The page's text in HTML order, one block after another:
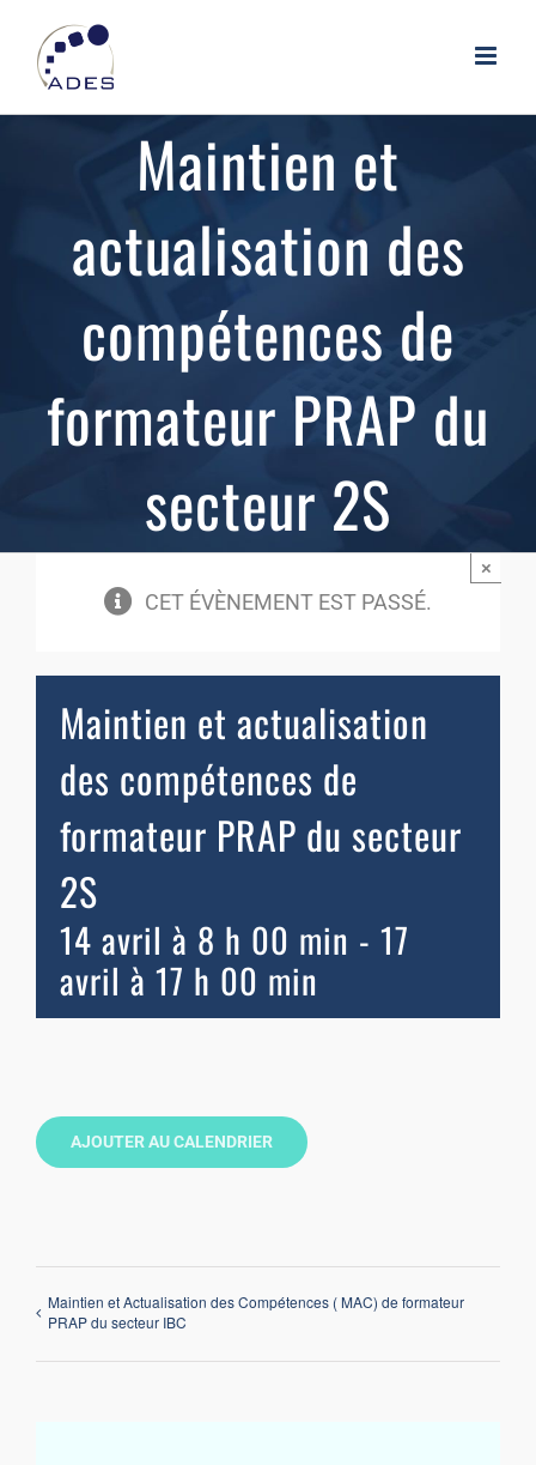
contenu
Maintien et
actualisation des
compétences de
formateur PRAP du
secteur 2S
CET ÉVÈNEMENT EST PASSÉ.
×
Maintien et actualisation
des compétences de
formateur PRAP du secteur
2S
14 avril à 8 h 00 min - 17
avril à 17 h 00 min
AJOUTER AU CALENDRIER
Maintien et Actualisation des Compétences ( MAC) de formateur
PRAP du secteur IBC